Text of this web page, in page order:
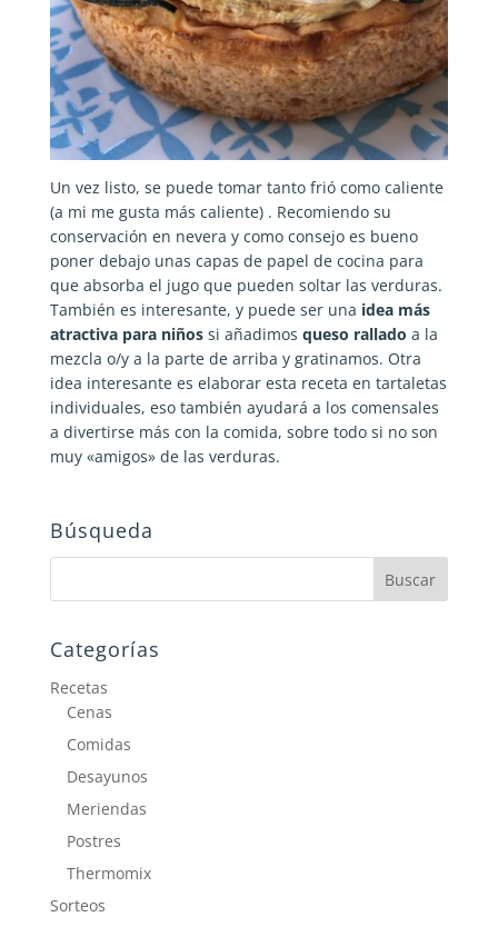
Un vez listo, se puede tomar tanto frió como caliente
(a mi me gusta más caliente) . Recomiendo su
conservación en nevera y como consejo es bueno
poner debajo unas capas de papel de cocina para
que absorba el jugo que pueden soltar las verduras.
También es interesante, y puede ser una idea más
atractiva para niñossi añadimos queso rallado a la
mezcla o/y a la parte de arriba y gratinamos. Otra
idea interesante es elaborar esta receta en tartaletas
individuales, eso también ayudará a los comensales
a divertirse más con la comida, sobre todo si no son
muy «amigos» de las verduras.
Búsqueda
Categorías
Recetas
Cenas
Comidas
Desayunos
Meriendas
Postres
Thermomix
Sorteos